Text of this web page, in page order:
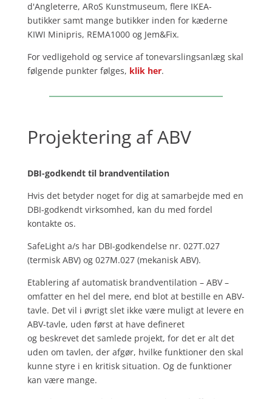
d'Angleterre, ARoS Kunstmuseum, flere IKEA-
butikker samt mange butikker inden for kæderne
KIWI Minipris, REMA1000 og Jem&Fix.
For vedligehold og service af tonevarslingsanlæg skal
følgende punkter følges, klik her.
Projektering af ABV
DBI-godkendt til brandventilation
Hvis det betyder noget for dig at samarbejde med en
DBI-godkendt virksomhed, kan du med fordel
kontakte os.
SafeLight a/s har DBI-godkendelse nr. 027T.027
(termisk ABV) og 027M.027 (mekanisk ABV).
Etablering af automatisk brandventilation – ABV –
omfatter en hel del mere, end blot at bestille en ABV-
tavle. Det vil i øvrigt slet ikke være muligt at levere en
ABV-tavle, uden først at have defineret
og beskrevet det samlede projekt, for det er alt det
uden om tavlen, der afgør, hvilke funktioner den skal
kunne styre i en kritisk situation. Og de funktioner
kan være mange.